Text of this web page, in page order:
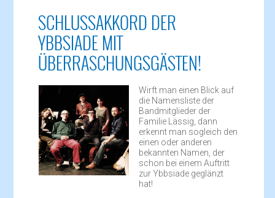
SCHLUSSAKKORD DER
YBBSIADE MIT
ÜBERRASCHUNGSGÄSTEN!
Wirft man einen Blick auf
die Namensliste der
Bandmitglieder der
Familie Lässig, dann
erkennt man sogleich den
einen oder anderen
bekannten Namen, der
schon bei einem Auftritt
zur Ybbsiade geglänzt
hat!